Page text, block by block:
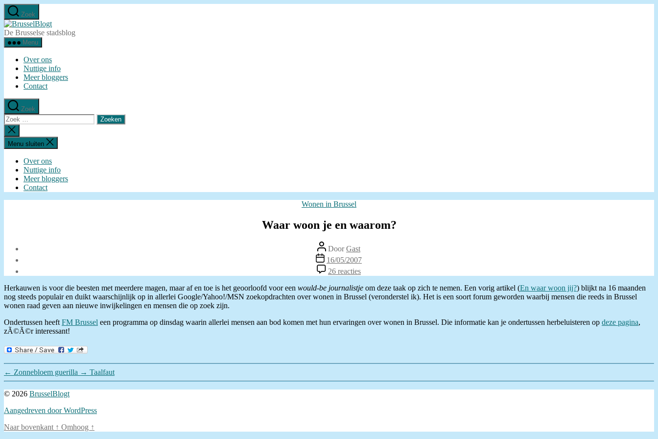
Ga
naar
de
inhoud
Zoek
BrusselBlogt
De Brusselse stadsblog
Menu
Over ons
Nuttige info
Meer bloggers
Contact
Zoek
Zoeken
naar:
Zoeken
sluiten
Menu sluiten
Over ons
Nuttige info
Meer bloggers
Contact
Categorieën
Wonen in Brussel
Waar woon je en waarom?
Berichtauteur
DoorGast
Berichtdatum
16/05/2007
26 reacties
Waar
woon
je
Herkauwen is voor die beesten met meerdere magen, maar af en toe is het geoorloofd voor een would-be journalistje om deze taak op zich te nemen. Een vorig artikel (En waar woon jij?) blijkt na 16 maanden
nog steeds populair en duikt waarschijnlijk op in allerlei Google/Yahoo!/MSN zoekopdrachten over wonen in Brussel (veronderstel ik). Het is een soort forum geworden waarbij mensen die reeds in Brussel
wonen raad geven aan nieuwe inwijkelingen en mensen die op zoek zijn.
Ondertussen heeft FM Brussel een programma op dinsdag waarin allerlei mensen aan bod komen met hun ervaringen over wonen in Brussel. Die informatie kan je ondertussen herbeluisteren op deze pagina,
zÃ©Ã©r interessant!
← Zonnebloem guerilla → Taalfaut
© 2026 BrusselBlogt
Aangedreven door WordPress
Naar bovenkant ↑ Omhoog ↑